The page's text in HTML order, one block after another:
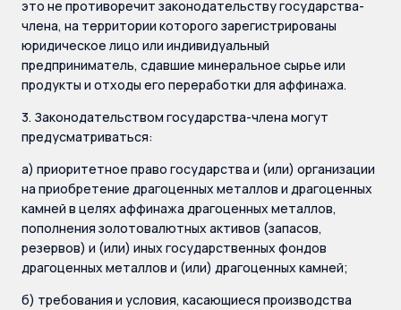
это не противоречит законодательству государства-
члена, на территории которого зарегистрированы
юридическое лицо или индивидуальный
предприниматель, сдавшие минеральное сырье или
продукты и отходы его переработки для аффинажа.
3. Законодательством государства-члена могут
предусматриваться:
а) приоритетное право государства и (или) организации
на приобретение драгоценных металлов и драгоценных
камней в целях аффинажа драгоценных металлов,
пополнения золотовалютных активов (запасов,
резервов) и (или) иных государственных фондов
драгоценных металлов и (или) драгоценных камней;
б) требования и условия, касающиеся производства